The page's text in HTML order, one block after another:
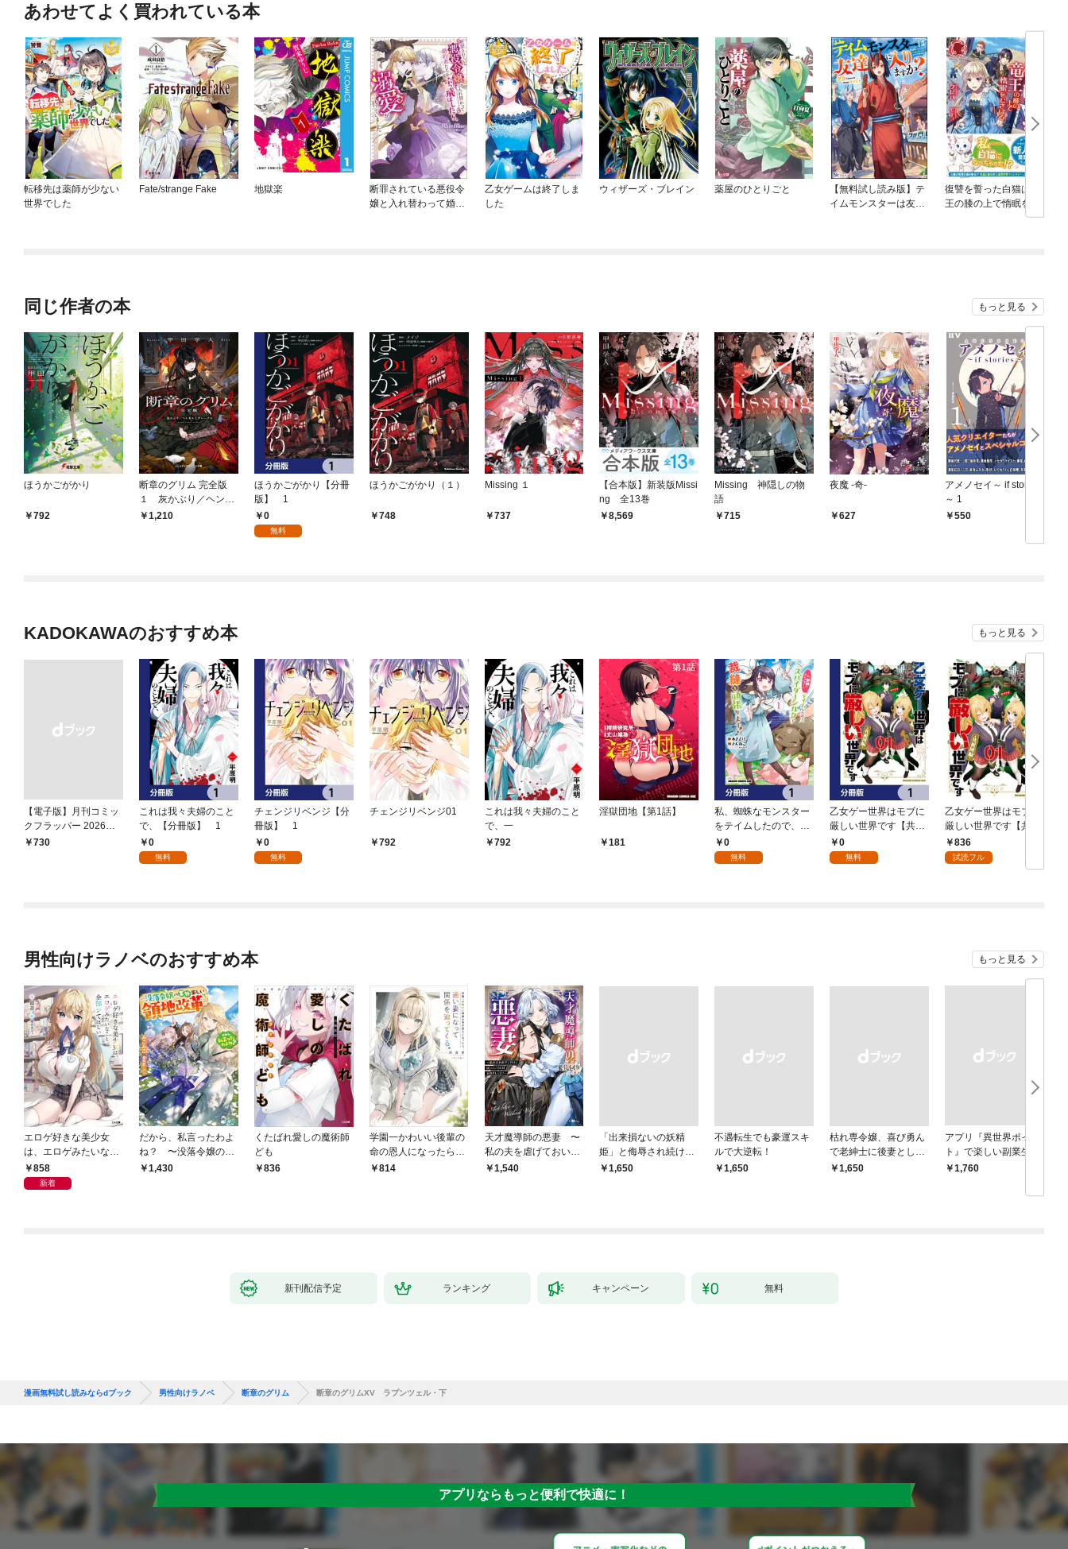
あわせてよく買われている本
転移先は薬師が少ない
世界でした
Fate/strange Fake 地獄楽
断罪されている悪役令
嬢と入れ替わって婚約
乙女ゲームは終了しま
した
ウィザーズ・ブレイン 薬屋のひとりごと
【無料試し読み版】テ
イムモンスターは友達
復讐を誓った白猫は竜
王の膝の上で惰眠をむ
同じ作者の本 もっと見る
ほうかごがかり
792
断章のグリム 完全版
１ 灰かぶり／ヘンゼ
ルとグレーテル
1,210
ほうかごがかり【分冊
版】 1
0
無料
ほうかごがかり（１）
748
Missing １
737
【合本版】新装版Missi
ng 全13巻
8,569
Missing 神隠しの物
語
715
夜魔 -奇-
627
アメノセイ～ if stories
～ 1
550
KADOKAWAのおすすめ本 もっと見る
【電子版】月刊コミッ
クフラッパー 2026年9
月号
￥730
これは我々夫婦のこと
で、【分冊版】 1
0
無料
チェンジリベンジ【分
冊版】 1
0
無料
チェンジリベンジ01
792
これは我々夫婦のこと
で、一
792
淫獄団地【第1話】
181
私、蜘蛛なモンスター
をテイムしたので、ス
パイダーシルクで裁縫
を頑張ります！【分冊
0
無料
乙女ゲー世界はモブに
厳しい世界です【共和
国編】【分冊版】 1
0
無料
乙女ゲー世界はモブに
厳しい世界です【共和
国編】 ０１
836
試読フル
男性向けラノベのおすすめ本 もっと見る
エロゲ好きな美少女
は、エロゲみたいなこ
と全部シてほしい【電
子ＳＳ特典付き】
858
新着
だから、私言ったわよ
ね？ 〜没落令嬢の案
外楽しい領地改革〜
1,430
くたばれ愛しの魔術師
ども
836
学園一かわいい後輩の
命の恩人になったら、
通い妻になって関係を
814
天才魔導師の悪妻 〜
私の夫を虐げておいて
戻ってこいとは呆れま
1,540
「出来損ないの妖精
姫」と侮辱され続けた
私
￥1,650
不遇転生でも豪運スキ
ルで大逆転！
￥1,650
枯れ専令嬢、喜び勇ん
で老紳士に後妻として
嫁いだら、待っていた
￥1,650
アプリ『異世界ポイン
ト』で楽しい副業生
活 〜貯めたポイント
特典に交換出来ます〜
￥1,760
新刊配信予定 ランキング キャンペーン 無料
漫画無料試し読みならdブック 男性向けラノベ 断章のグリム 断章のグリムXV ラプンツェル・下
アプリならもっと便利で快適に！